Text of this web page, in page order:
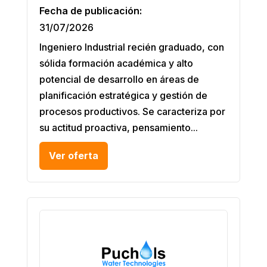
Fecha de publicación:
31/07/2026
Ingeniero Industrial recién graduado, con
sólida formación académica y alto
potencial de desarrollo en áreas de
planificación estratégica y gestión de
procesos productivos. Se caracteriza por
su actitud proactiva, pensamiento...
Ver oferta